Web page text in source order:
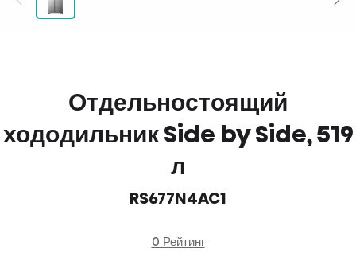
Отдельностоящий
хододильник Side by Side, 519
л
RS677N4AC1
0 Рейтинг